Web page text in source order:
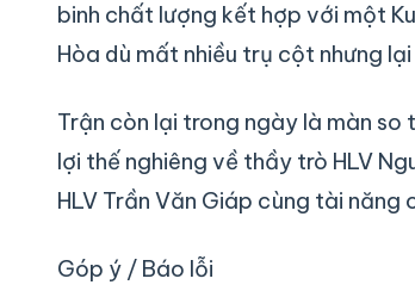
binh chất lượng kết hợp với một
Hòa dù mất nhiều trụ cột nhưng
Trận còn lại trong ngày là màn so
lợi thế nghiêng về thầy trò HLV
HLV Trần Văn Giáp cùng tài năng
Góp ý / Báo lỗi